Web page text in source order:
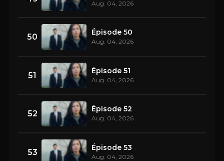
Aug. 04, 2026
50 Épisode 50
Aug. 04, 2026
51 Épisode 51
Aug. 04, 2026
52 Épisode 52
Aug. 04, 2026
53 Épisode 53
Aug. 04, 2026